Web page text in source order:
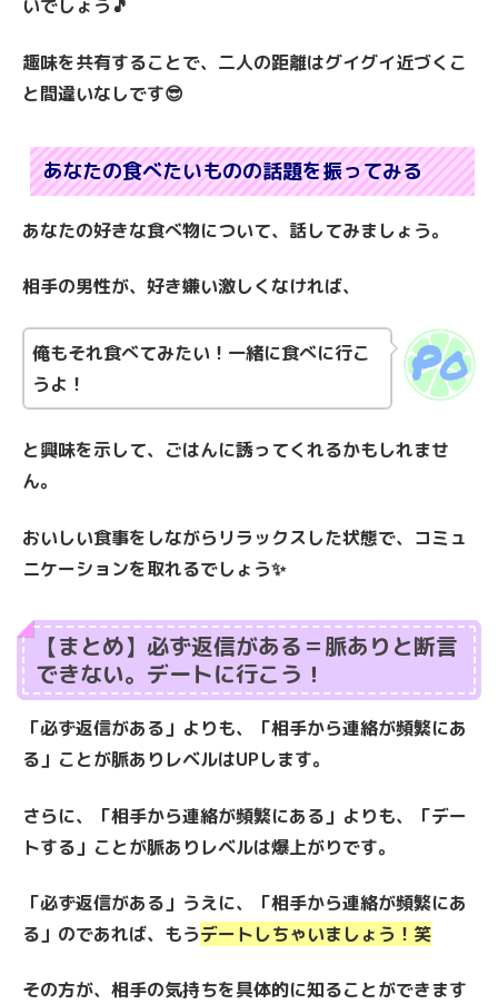
いでしょう🎵
趣味を共有することで、二人の距離はグイグイ近づくこ
と間違いなしです😎
あなたの食べたいものの話題を振ってみる
あなたの好きな食べ物について、話してみましょう。
相手の男性が、好き嫌い激しくなければ、
俺もそれ食べてみたい！一緒に食べに行こ
うよ！
と興味を示して、ごはんに誘ってくれるかもしれませ
ん。
おいしい食事をしながらリラックスした状態で、コミュ
ニケーションを取れるでしょう✨
【まとめ】必ず返信がある＝脈ありと断言
できない。デートに行こう！
「必ず返信がある」よりも、「相手から連絡が頻繁にあ
る」ことが脈ありレベルはUPします。
さらに、「相手から連絡が頻繁にある」よりも、「デー
トする」ことが脈ありレベルは爆上がりです。
「必ず返信がある」うえに、「相手から連絡が頻繁にあ
る」のであれば、もうデートしちゃいましょう！笑
その方が、相手の気持ちを具体的に知ることができます